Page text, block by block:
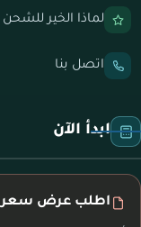
لماذا الخير للشحن
اتصل بنا
ابدأ الآن
اطلب عرض سعر